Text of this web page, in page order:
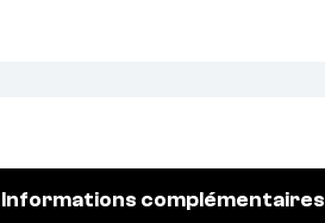
Informations complémentaires